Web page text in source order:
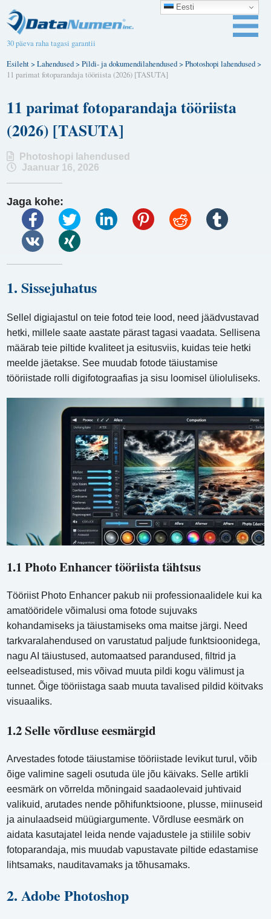
30 päeva raha tagasi garantii
Esileht>Lahendused>Pildi- ja dokumendilahendused>Photoshopi lahendused>
11 parimat fotoparandaja tööriista (2026) [TASUTA]
11 parimat fotoparandaja tööriista
(2026) [TASUTA]
Photoshopi lahendused
Jaanuar 16, 2026
Jaga kohe:
1. Sissejuhatus
Sellel digiajastul on teie fotod teie lood, need jäädvustavad
hetki, millele saate aastate pärast tagasi vaadata. Sellisena
määrab teie piltide kvaliteet ja esitusviis, kuidas teie hetki
meelde jäetakse. See muudab fotode täiustamise
tööriistade rolli digifotograafias ja sisu loomisel ülioluliseks.
1.1 Photo Enhancer tööriista tähtsus
Tööriist Photo Enhancer pakub nii professionaalidele kui ka
amatööridele võimalusi oma fotode sujuvaks
kohandamiseks ja täiustamiseks oma maitse järgi. Need
tarkvaralahendused on varustatud paljude funktsioonidega,
nagu AI täiustused, automaatsed parandused, filtrid ja
eelseadistused, mis võivad muuta pildi kogu välimust ja
tunnet. Õige tööriistaga saab muuta tavalised pildid köitvaks
visuaaliks.
1.2 Selle võrdluse eesmärgid
Arvestades fotode täiustamise tööriistade levikut turul, võib
õige valimine sageli osutuda üle jõu käivaks. Selle artikli
eesmärk on võrrelda mõningaid saadaolevaid juhtivaid
valikuid, arutades nende põhifunktsioone, plusse, miinuseid
ja ainulaadseid müügiargumente. Võrdluse eesmärk on
aidata kasutajatel leida nende vajadustele ja stiilile sobiv
fotoparandaja, mis muudab vapustavate piltide edastamise
lihtsamaks, nauditavamaks ja tõhusamaks.
2. Adobe Photoshop
Eesti